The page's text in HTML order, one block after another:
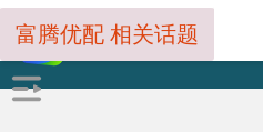
富腾优配 相关话题